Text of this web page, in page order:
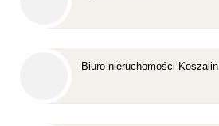
Biuro nieruchomości Koszalin